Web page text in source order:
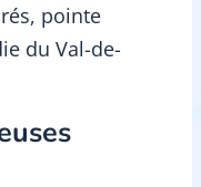
pointe
du Val-de-